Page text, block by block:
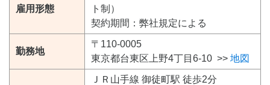
雇用形態
ト制）
契約期間：弊社規定による
勤務地
〒110-0005
東京都台東区上野4丁目6-10 >> 地図
ＪＲ山手線 御徒町駅 徒歩2分